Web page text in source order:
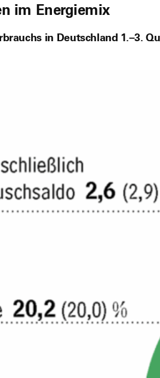
im Energiemix
in Deutschland 1.–3.